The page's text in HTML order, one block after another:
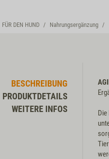
FÜR DEN HUND Nahrungsergänzung
BESCHREIBUNG
PRODUKTDETAILS
WEITERE INFOS